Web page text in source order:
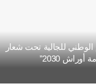
الوطني للجالية تحت شعار
2030”